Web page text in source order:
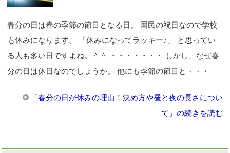
春分の日は春の季節の節目となる日。 国民の祝日なので学校
も休みになります。 「休みになってラッキー♪」 と思ってい
る人も多い日ですよね。＾＾ ・・・・・・・ しかし、なぜ春
分の日は休日なのでしょうか。 他にも季節の節目と・・・
「春分の日が休みの理由！決め方や昼と夜の長さについ
て」の続きを読む